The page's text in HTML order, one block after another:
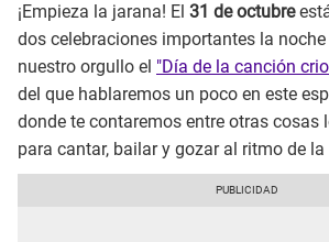
¡Empieza la jarana! El 31 de octubre
dos celebraciones importantes la noche
nuestro orgullo el "Día de la canción
del que hablaremos un poco en este
donde te contaremos entre otras cosas
para cantar, bailar y gozar al ritmo de la